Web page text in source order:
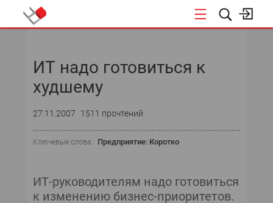
ПОДПИСКА
ТЕКУЩИЙ НОМЕР
ИТ надо готовиться к
худшему
27.11.2007 1511 прочтений
Ключевые слова : Предприятие: Коротко
ИТ-руководителям надо готовиться
к изменению бизнес-приоритетов.